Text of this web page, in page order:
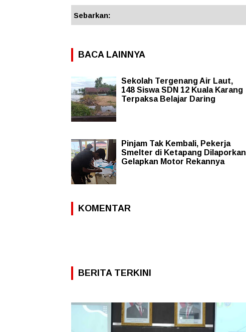
Sebarkan:
BACA LAINNYA
Sekolah Tergenang Air Laut,
148 Siswa SDN 12 Kuala Karang
Terpaksa Belajar Daring
Pinjam Tak Kembali, Pekerja
Smelter di Ketapang Dilaporkan
Gelapkan Motor Rekannya
KOMENTAR
BERITA TERKINI